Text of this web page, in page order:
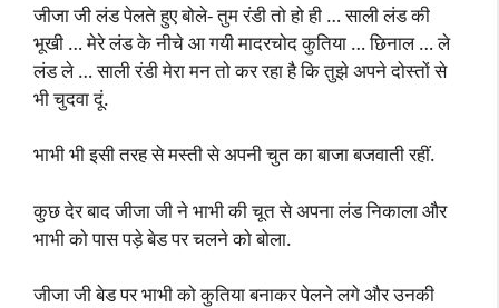
जीजा जी लंड पेलते हुए बोले- तुम रंडी तो हो ही … साली लंड की
भूखी … मेरे लंड के नीचे आ गयी मादरचोद कुतिया … छिनाल … ले
लंड ले … साली रंडी मेरा मन तो कर रहा है कि तुझे अपने दोस्तों से
भी चुदवा दूं.
भाभी भी इसी तरह से मस्ती से अपनी चुत का बाजा बजवाती रहीं.
कुछ देर बाद जीजा जी ने भाभी की चूत से अपना लंड निकाला और
भाभी को पास पड़े बेड पर चलने को बोला.
जीजा जी बेड पर भाभी को कुतिया बनाकर पेलने लगे और उनकी